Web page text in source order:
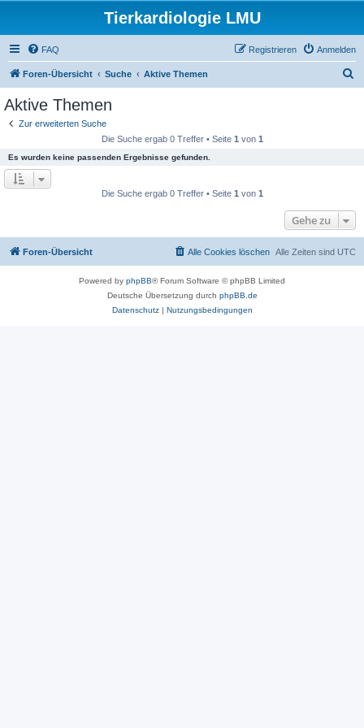
Tierkardiologie LMU
FAQ Anmelden
Registrieren
Foren-Übersicht Suche Aktive Themen
Aktive Themen
Zur erweiterten Suche
Die Suche ergab 0 Treffer • Seite 1 von 1
Es wurden keine passenden Ergebnisse gefunden.
Die Suche ergab 0 Treffer • Seite 1 von 1
Gehe zu
Foren-Übersicht Alle Zeiten sind UTC
Alle Cookies löschen
Powered by phpBB® Forum Software © phpBB Limited
Deutsche Übersetzung durch phpBB.de
Datenschutz| Nutzungsbedingungen